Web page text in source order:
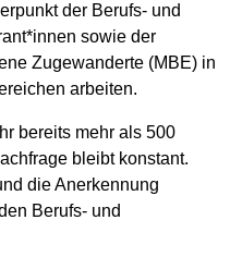
der Berufs- und
sowie der
Zugewanderte (MBE) in
arbeiten.
bereits mehr als 500
bleibt konstant.
die Anerkennung
Berufs- und